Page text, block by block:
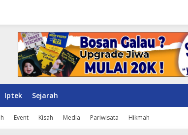
Iptek Sejarah
Event Kisah Media Pariwisata Hikmah